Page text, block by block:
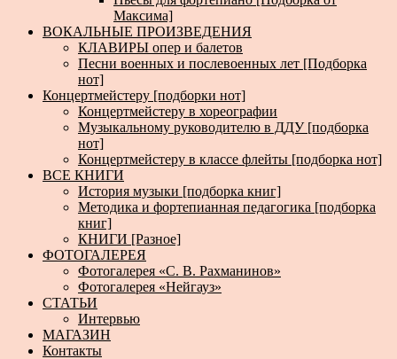
Максима]
ВОКАЛЬНЫЕ ПРОИЗВЕДЕНИЯ
КЛАВИРЫ опер и балетов
Песни военных и послевоенных лет [Подборка
нот]
Концертмейстеру [подборки нот]
Концертмейстеру в хореографии
Музыкальному руководителю в ДДУ [подборка
нот]
Концертмейстеру в классе флейты [подборка нот]
ВСЕ КНИГИ
История музыки [подборка книг]
Методика и фортепианная педагогика [подборка
книг]
КНИГИ [Разное]
ФОТОГАЛЕРЕЯ
Фотогалерея «С. В. Рахманинов»
Фотогалерея «Нейгауз»
СТАТЬИ
Интервью
МАГАЗИН
Контакты